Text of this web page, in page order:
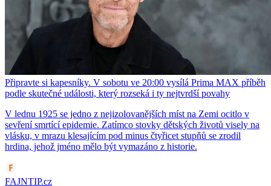
Připravte si kapesníky. V sobotu ve 20:00 vysílá Prima MAX příběh
podle skutečné události, který rozseká i ty nejtvrdší povahy
V lednu 1925 se jedno z nejizolovanějších míst na Zemi ocitlo v
sevření smrtící epidemie. Zatímco stovky dětských životů visely na
vlásku, v mrazu klesajícím pod minus čtyřicet stupňů se zrodil
hrdina, jehož jméno mělo být vymazáno z historie.
FAJNTIP.cz